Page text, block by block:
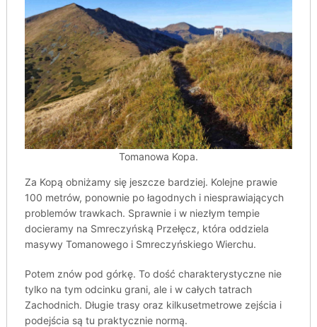
Tomanowa Kopa.
Za Kopą obniżamy się jeszcze bardziej. Kolejne prawie
100 metrów, ponownie po łagodnych i niesprawiających
problemów trawkach. Sprawnie i w niezłym tempie
docieramy na Smreczyńską Przełęcz, która oddziela
masywy Tomanowego i Smreczyńskiego Wierchu.
Potem znów pod górkę. To dość charakterystyczne nie
tylko na tym odcinku grani, ale i w całych tatrach
Zachodnich. Długie trasy oraz kilkusetmetrowe zejścia i
podejścia są tu praktycznie normą.